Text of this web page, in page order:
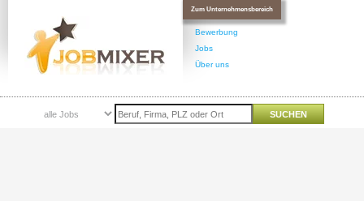
Zum Unternehmensbereich
Bewerbung
Jobs
Über uns